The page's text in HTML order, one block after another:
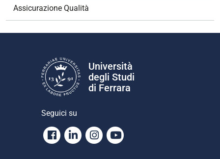
Assicurazione Qualità
Università
degli Studi
di Ferrara
Seguici su
Facebook
LinkedinInstagram
Youtube